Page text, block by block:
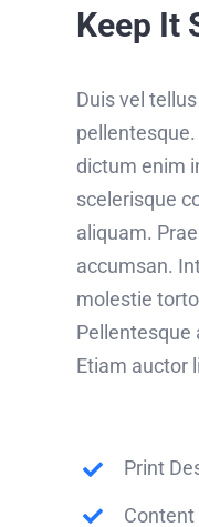
Keep It
Duis vel
dictum enim
scelerisque
aliquam.
accumsan.
molestie
Pellentesque
Etiam auctor
Print